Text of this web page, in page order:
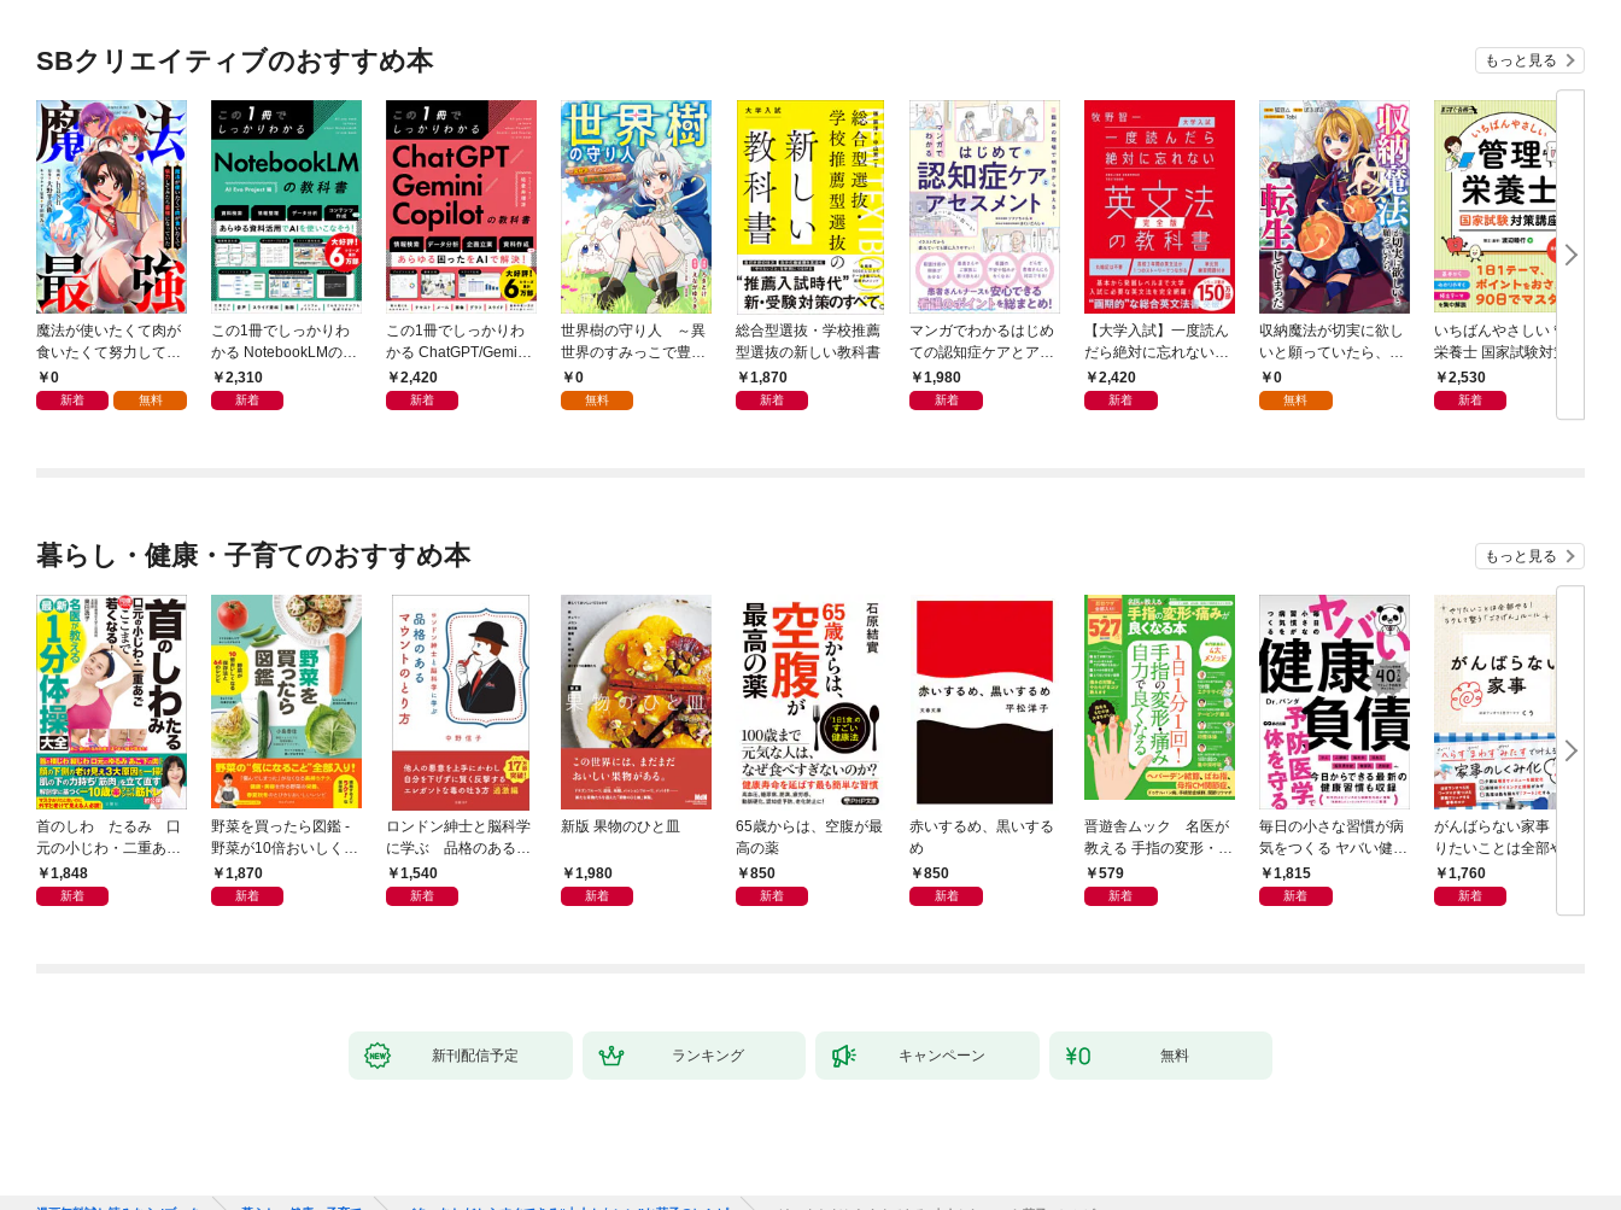
SBクリエイティブのおすすめ本 もっと見る
魔法が使いたくて肉が
食いたくて努力してみ
たら最強になっていた
【分冊版】（コミッ
0
新着 無料
この1冊でしっかりわ
かる NotebookLMの教
科書2,310
新着
この1冊でしっかりわ
かる ChatGPT/Gemini/
Copilotの教科書
2,420
新着
世界樹の守り人 ～異
世界のすみっこで豊か
な国づくり～【分冊
版】（コミック） １
0
無料
総合型選抜・学校推薦
型選抜の新しい教科書
1,870
新着
マンガでわかるはじめ
ての認知症ケアとアセ
スメント
1,980
新着
【大学入試】一度読ん
だら絶対に忘れない英
文法の教科書【完全
版】
2,420
新着
収納魔法が切実に欲し
いと願っていたら、転
生してしまった【分冊
版】（コミック） １
0
無料
いちばんやさしい 管理
栄養士 国家試験対策講
座2,530
新着
暮らし・健康・子育てのおすすめ本 もっと見る
首のしわ たるみ 口
元の小じわ・二重あ
ご 何歳からでもここ
まで若くなる！ 名医
1,848
新着
野菜を買ったら図鑑 -
野菜が10倍おいしくな
る保存法と64のレシピ
-
1,870
新着
ロンドン紳士と脳科学
に学ぶ 品格のあるマ
ウントのとり方
1,540
新着
新版 果物のひと皿
1,980
新着
65歳からは、空腹が最
高の薬
850
新着
赤いするめ、黒いする
め
850
新着
晋遊舎ムック 名医が
教える 手指の変形・痛
みが良くなる本
579
新着
毎日の小さな習慣が病
気をつくる ヤバい健康
負債1,815
新着
がんばらない家事 や
りたいことは全部や
る！ラクして整う「ご
きげん」ルール
1,760
新着
新刊配信予定 ランキング キャンペーン 無料